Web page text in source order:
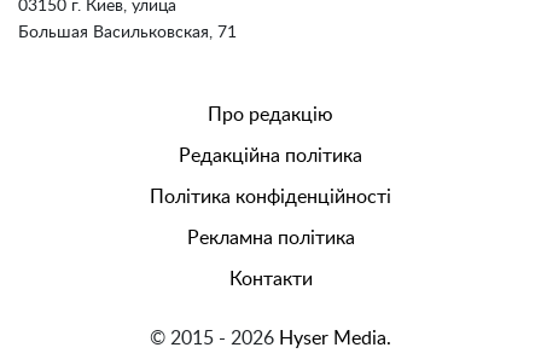
03150 г. Киев, улица
Большая Васильковская, 71
Про редакцію
Редакційна політика
Політика конфіденційності
Рекламна політика
Контакти
© 2015 - 2026 Hyser Media.